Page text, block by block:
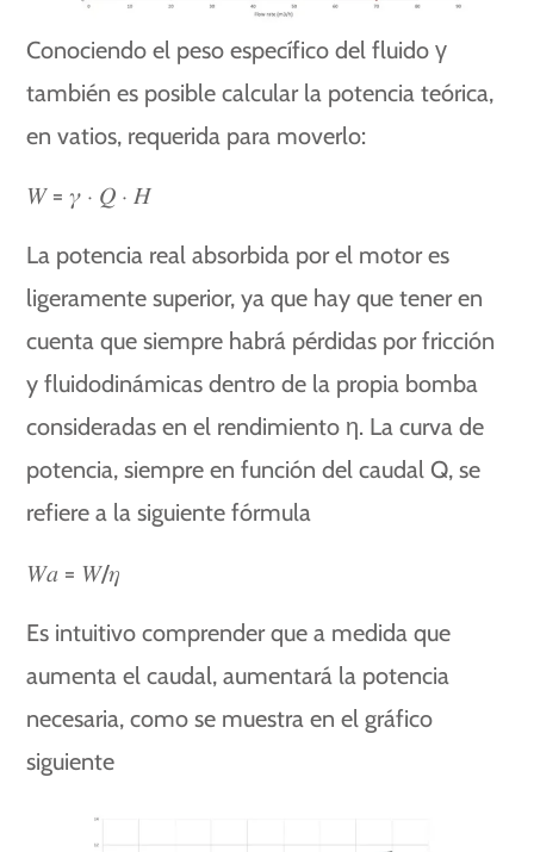
Conociendo el peso específico del fluido γ
también es posible calcular la potencia teórica,
en vatios, requerida para moverlo:
𝑊 = 𝛾 ⋅ 𝑄 ⋅ 𝐻
La potencia real absorbida por el motor es
ligeramente superior, ya que hay que tener en
cuenta que siempre habrá pérdidas por fricción
y fluidodinámicas dentro de la propia bomba
consideradas en el rendimiento η. La curva de
potencia, siempre en función del caudal Q, se
refiere a la siguiente fórmula
𝑊𝑎 = 𝑊/𝜂
Es intuitivo comprender que a medida que
aumenta el caudal, aumentará la potencia
necesaria, como se muestra en el gráfico
siguiente